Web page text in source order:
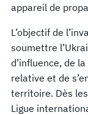
appareil de
L’objectif de
soumettre
d’influence, de
relative et de
territoire. Dès
Ligue